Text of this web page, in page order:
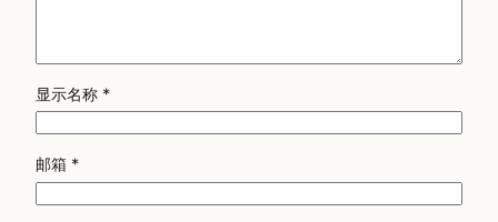
显示名称 *
邮箱 *